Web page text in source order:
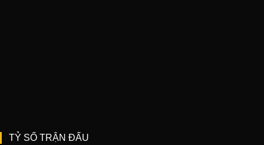
TỶ SỐ TRẬN ĐẤU